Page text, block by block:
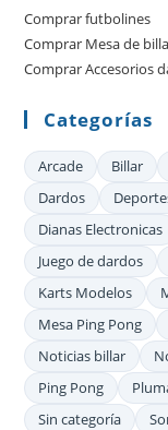
Comprar futbolines
Comprar Mesa de
Comprar Accesorios
Categorías
Arcade Billar
Dardos
Dianas Electronicas
Juego de dardos
Karts Modelos
Mesa Ping Pong
Noticias billar
Ping Pong
Sin categoría